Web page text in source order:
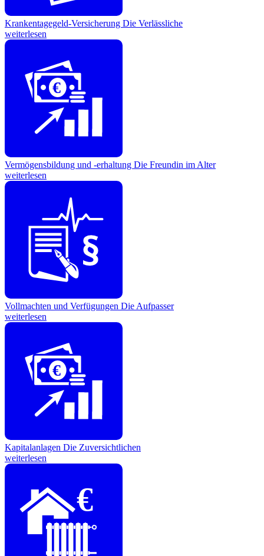
Krankentagegeld-Versicherung Die Verlässliche
weiterlesen
€
Vermögensbildung und -erhaltung Die Freundin im Alter
weiterlesen
Vollmachten und Verfügungen Die Aufpasser
weiterlesen
€
Kapitalanlagen Die Zuversichtlichen
weiterlesen
€